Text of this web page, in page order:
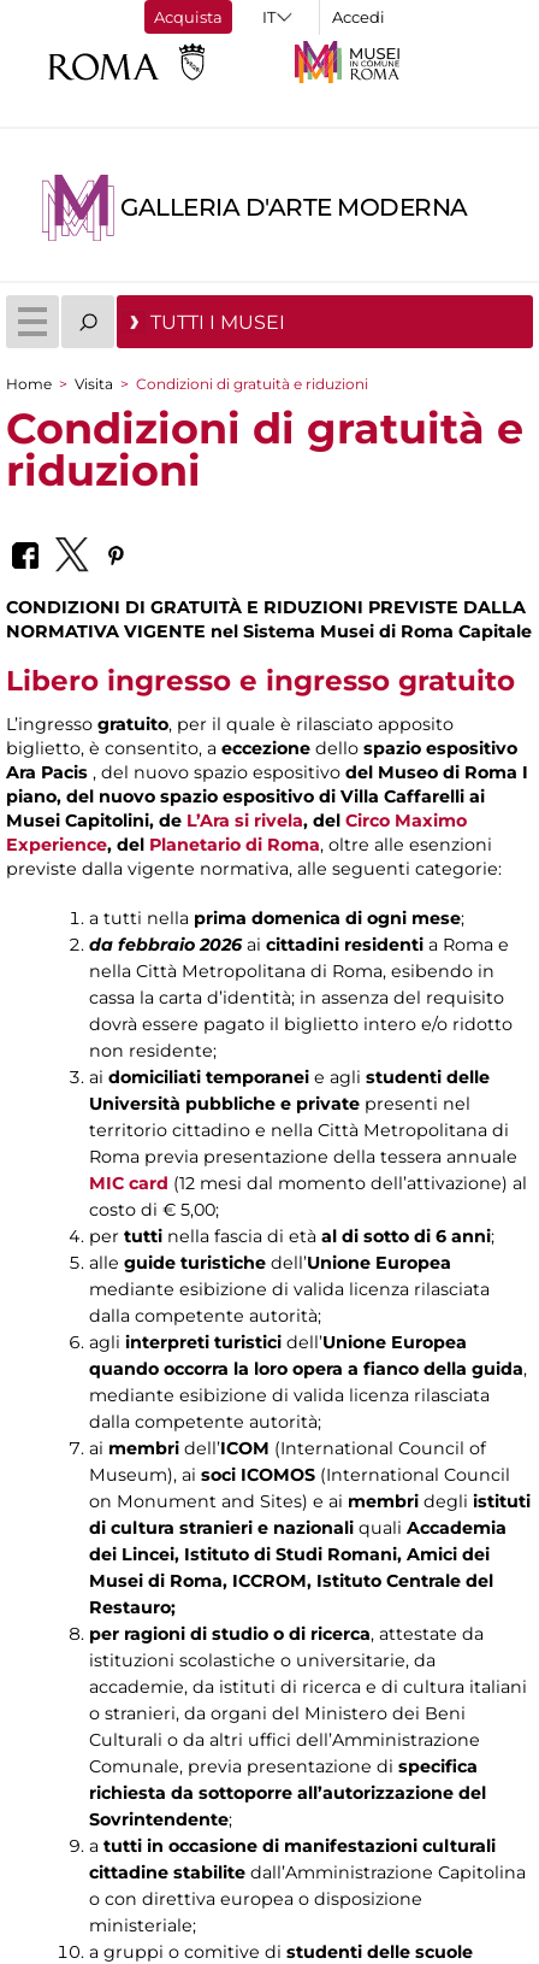
Acquista Accedi
GALLERIA D'ARTE MODERNA
TUTTI I MUSEI
Tu sei qui
Home > Visita > Condizioni di gratuità e riduzioni
Condizioni di gratuità e
riduzioni
CONDIZIONI DI GRATUITÀ E RIDUZIONI PREVISTE DALLA
NORMATIVA VIGENTE nel Sistema Musei di Roma Capitale
Libero ingresso e ingresso gratuito
L’ingresso gratuito, per il quale è rilasciato apposito
biglietto, è consentito, a eccezione dello spazio espositivo
Ara Pacis , del nuovo spazio espositivo del Museo di Roma I
piano, del nuovo spazio espositivo di Villa Caffarelli ai
Musei Capitolini, de L’Ara si rivela, del Circo Maximo
Experience, del Planetario di Roma, oltre alle esenzioni
previste dalla vigente normativa, alle seguenti categorie:
a tutti nella prima domenica di ogni mese;
da febbraio 2026ai cittadini residentia Roma e
nella Città Metropolitana di Roma, esibendo in
cassa la carta d’identità; in assenza del requisito
dovrà essere pagato il biglietto intero e/o ridotto
non residente;
ai domiciliati temporaneie agli studenti delle
Università pubbliche e privatepresenti nel
territorio cittadino e nella Città Metropolitana di
Roma previa presentazione della tessera annuale
MIC card (12 mesi dal momento dell’attivazione) al
costo di € 5,00;
per tuttinella fascia di età al di sotto di 6 anni;
alle guide turistichedell’Unione Europea
mediante esibizione di valida licenza rilasciata
dalla competente autorità;
agli interpreti turisticidell’Unione Europea
quando occorra la loro opera a fianco della guida,
mediante esibizione di valida licenza rilasciata
dalla competente autorità;
ai membridell’ICOM (International Council of
Museum), ai soci ICOMOS(International Council
on Monument and Sites) e ai membridegli istituti
di cultura stranieri e nazionali quali Accademia
dei Lincei, Istituto di Studi Romani, Amici dei
Musei di Roma, ICCROM, Istituto Centrale del
Restauro;
per ragioni di studio o di ricerca, attestate da
istituzioni scolastiche o universitarie, da
accademie, da istituti di ricerca e di cultura italiani
o stranieri, da organi del Ministero dei Beni
Culturali o da altri uffici dell’Amministrazione
Comunale, previa presentazione di specifica
richiesta da sottoporre all’autorizzazione del
Sovrintendente;
a tutti in occasione di manifestazioni culturali
cittadine stabilitedall’Amministrazione Capitolina
o con direttiva europea o disposizione
ministeriale;
a gruppi o comitive di studenti delle scuole